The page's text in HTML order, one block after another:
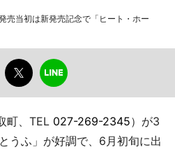
売当初は新発売記念で「ヒート・ホー
町、TEL 027-269-2345）が3
うふ」が好調で、6月初旬に出